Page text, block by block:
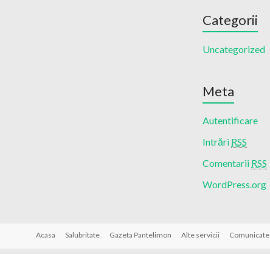
Categorii
Uncategorized
Meta
Autentificare
Intrări RSS
Comentarii RSS
WordPress.org
Acasa Salubritate Gazeta Pantelimon Alte servicii Comunicate